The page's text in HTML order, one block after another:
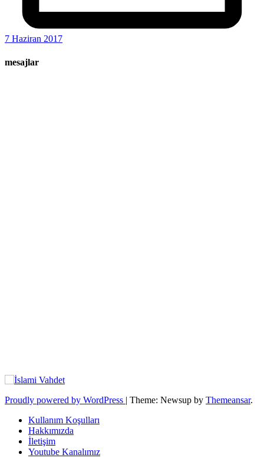
7 Haziran 2017
mesajlar
Proudly powered by WordPress Theme: Newsup by Themeansar.
Kullanım Koşulları
Hakkımızda
İletişim
Youtube Kanalımız